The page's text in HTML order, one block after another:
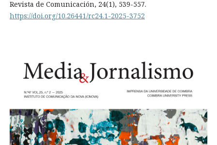
Revista de Comunicación, 24(1), 539-557.
https://doi.org/10.26441/rc24.1-2025-3752